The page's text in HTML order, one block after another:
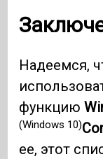
Надеемся,
функцию
(Windows 10)
ее, этот